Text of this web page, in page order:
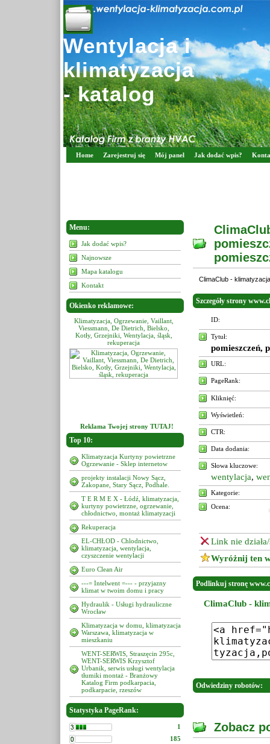
Wentylacja i
klimatyzacja
- katalog
Home Zarejestruj się Mój panel Jak dodać wpis?
Menu:
Jak dodać wpis?
Najnowsze
Mapa katalogu
Kontakt
Okienko reklamowe:
Klimatyzacja, Ogrzewanie, Vaillant,
Viessmann, De Dietrich, Bielsko,
Kotły, Grzejniki, Wentylacja, śląsk,
rekuperacja
Klimatyzacja, Ogrzewanie,
Viessmann, De Dietrich,
Kotły, Grzejniki, Wentylacja,
rekuperacja
Reklama Twojej strony TUTAJ!
Top 10:
Klimatyzacja Kurtyny powietrzne
Ogrzewanie - Sklep internetow
projekty instalacji Nowy Sącz,
Zakopane, Stary Sącz, Podhale.
T E R M E X - Łódź, klimatyzacja,
kurtyny powietrzne, ogrzewanie,
chłodnictwo, montaż klimatyzacji
Rekuperacja
EL-CHŁOD - Chlodnictwo,
klimatyzacja, wentylacja,
czyszczenie wentylacji
Euro Clean Air
---= Intelwent =--- - przyjazny
klimat w twoim domu i pracy
Hydraulik - Usługi hydrauliczne
Wrocław
Klimatyzacja w domu, klimatyzacja
Warszawa, klimatyzacja w
mieszkaniu
WENT-SERWIS, Straszęcin 295c,
WENT-SERWIS Krzysztof
Urbanik, serwis usługi wentylacja
tłumiki montaż - Branżowy
Katalog Firm podkarpacia,
podkarpacie, rzeszów
Statystyka PageRank:
1
185
ClimaClub -
Szczegóły strony
ID:
Tytuł:
pomieszczeń,
URL:
PageRank:
Kliknięć:
Wyświetleń:
CTR:
Data dodania:
Słowa kluczowe:
wentylacja,
Kategorie:
Ocena:
Link nie
Wyróżnij ten
Podlinkuj stronę
ClimaClub -
Odwiedziny robotów:
Zobacz